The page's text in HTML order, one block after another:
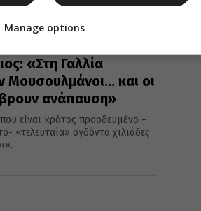
«Στη Γαλλία
Μουσουλμάνοι… και οι
ανάπαυση»
είναι κράτος προοδευμένο –
«τελευταία» ογδόντα χιλιάδες
Manage options